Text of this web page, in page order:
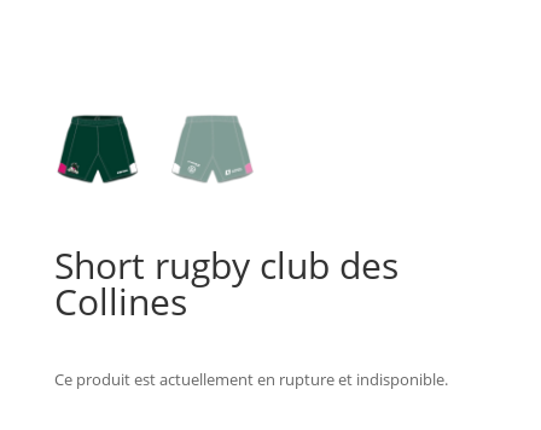
Short rugby club des
Collines
Ce produit est actuellement en rupture et indisponible.